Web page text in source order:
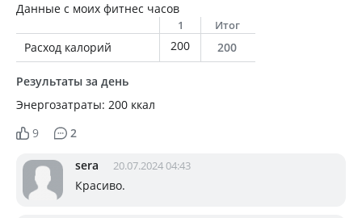
Данные с моих фитнес часов
1 Итог
Расход калорий 200 200
Результаты за день
Энергозатраты: 200 ккал
9
2
sera 20.07.2024 04:43
Красиво.